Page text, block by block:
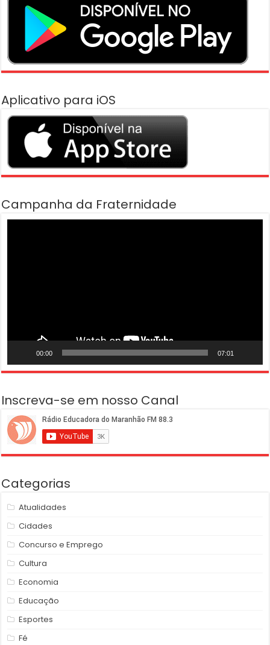
Aplicativo para iOS
Campanha da Fraternidade
00:00 07:01
Inscreva-se em nosso Canal
Categorias
Atualidades
Cidades
Concurso e Emprego
Cultura
Economia
Educação
Esportes
Fé